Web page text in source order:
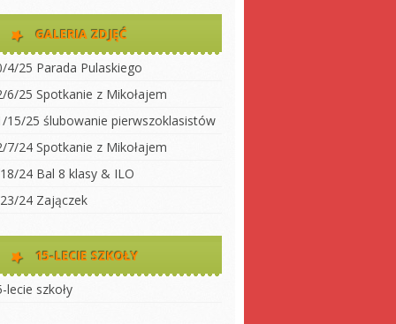
do
Klasa 1B
Klasa 2
Klasa 3A
Klasa 3 B
Klasa 5
Klasa 6
Klasa 8
LO 1
Egzaminy z
dwujęzyczności
GALERIA ZDJĘĆ
4/25 Parada Pulaskiego
6/25 Spotkanie z Mikołajem
15/25 ślubowanie pierwszoklasistów
7/24 Spotkanie z Mikołajem
24 Bal 8 klasy & ILO
24 Zajączek
15-LECIE SZKOŁY
lecie szkoły